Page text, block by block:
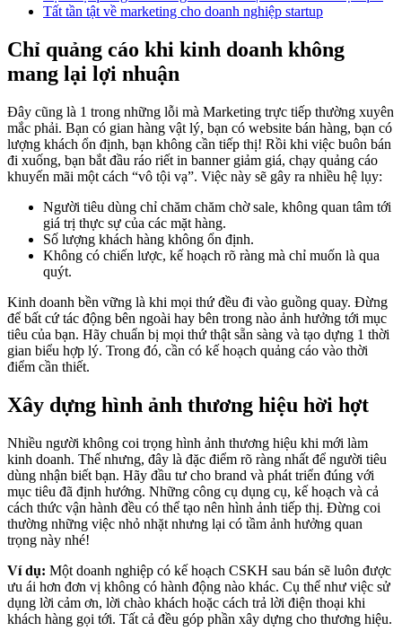
Tất tần tật về marketing cho doanh nghiệp startup
Chỉ quảng cáo khi kinh doanh không
mang lại lợi nhuận
Đây cũng là 1 trong những lỗi mà Marketing trực tiếp thường xuyên
mắc phải. Bạn có gian hàng vật lý, bạn có website bán hàng, bạn có
lượng khách ổn định, bạn không cần tiếp thị! Rồi khi việc buôn bán
đi xuống, bạn bắt đầu ráo riết in banner giảm giá, chạy quảng cáo
khuyến mãi một cách “vô tội vạ”. Việc này sẽ gây ra nhiều hệ lụy:
Người tiêu dùng chỉ chăm chăm chờ sale, không quan tâm tới
giá trị thực sự của các mặt hàng.
Số lượng khách hàng không ổn định.
Không có chiến lược, kế hoạch rõ ràng mà chỉ muốn là qua
quýt.
Kinh doanh bền vững là khi mọi thứ đều đi vào guồng quay. Đừng
để bất cứ tác động bên ngoài hay bên trong nào ảnh hưởng tới mục
tiêu của bạn. Hãy chuẩn bị mọi thứ thật sẵn sàng và tạo dựng 1 thời
gian biểu hợp lý. Trong đó, cần có kế hoạch quảng cáo vào thời
điểm cần thiết.
Xây dựng hình ảnh thương hiệu hời hợt
Nhiều người không coi trọng hình ảnh thương hiệu khi mới làm
kinh doanh. Thế nhưng, đây là đặc điểm rõ ràng nhất để người tiêu
dùng nhận biết bạn. Hãy đầu tư cho brand và phát triển đúng với
mục tiêu đã định hướng. Những công cụ dụng cụ, kế hoạch và cả
cách thức vận hành đều có thể tạo nên hình ảnh tiếp thị. Đừng coi
thường những việc nhỏ nhặt nhưng lại có tầm ảnh hưởng quan
trọng này nhé!
Ví dụ: Một doanh nghiệp có kế hoạch CSKH sau bán sẽ luôn được
ưu ái hơn đơn vị không có hành động nào khác. Cụ thể như việc sử
dụng lời cảm ơn, lời chào khách hoặc cách trả lời điện thoại khi
khách hàng gọi tới. Tất cả đều góp phần xây dựng cho thương hiệu.